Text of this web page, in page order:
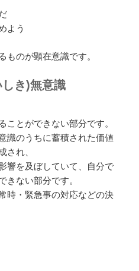
よう
ものが顕在意識です。
き)無意識
ことができない部分です。
識のうちに蓄積された価値
され、
響を及ぼしていて、自分で
きない部分です。
時・緊急事の対応などの決